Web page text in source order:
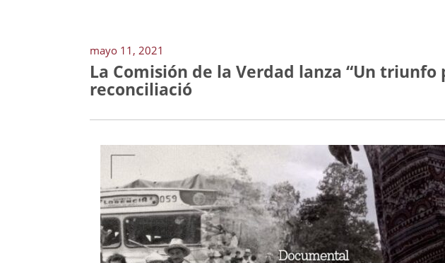
mayo 11, 2021
La Comisión de la Verdad lanza “Un
reconciliació